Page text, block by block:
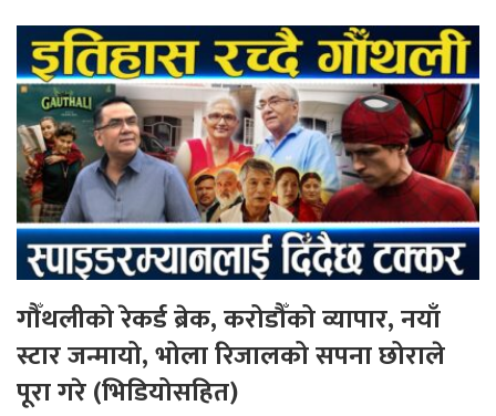
गौँथलीको रेकर्ड ब्रेक, करोडौँको व्यापार, नयाँ
स्टार जन्मायो, भोला रिजालको सपना छोराले
पूरा गरे (भिडियोसहित)